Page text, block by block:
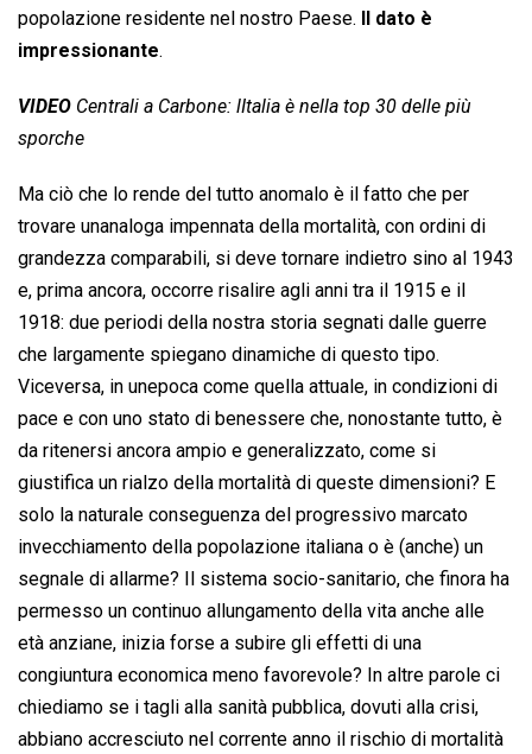
popolazione residente nel nostro Paese.
Il dato è
impressionante.
VIDEO Centrali a Carbone: lItalia è nella top 30 delle più
sporche
Ma ciò che lo rende del tutto anomalo è il fatto che per
trovare unanaloga impennata della mortalità, con ordini di
grandezza comparabili, si deve tornare indietro sino al 1943
e, prima ancora, occorre risalire agli anni tra il 1915 e il
1918: due periodi della nostra storia segnati dalle guerre
che largamente spiegano dinamiche di questo tipo.
Viceversa, in unepoca come quella attuale, in condizioni di
pace e con uno stato di benessere che, nonostante tutto, è
da ritenersi ancora ampio e generalizzato, come si
giustifica un rialzo della mortalità di queste dimensioni? E
solo la naturale conseguenza del progressivo marcato
invecchiamento della popolazione italiana o è (anche) un
segnale di allarme? Il sistema socio-sanitario, che finora ha
permesso un continuo allungamento della vita anche alle
età anziane, inizia forse a subire gli effetti di una
congiuntura economica meno favorevole? In altre parole ci
chiediamo se i tagli alla sanità pubblica, dovuti alla crisi,
abbiano accresciuto nel corrente anno il rischio di mortalità